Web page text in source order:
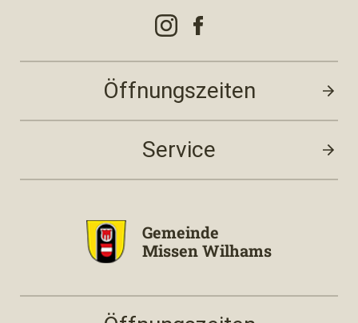
Öffnungszeiten
Service
Gemeinde
Missen Wilhams